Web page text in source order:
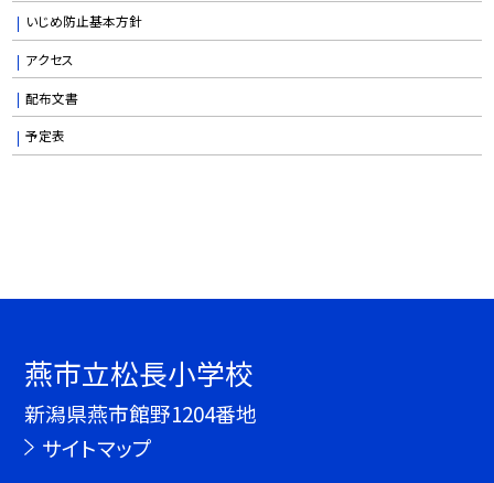
いじめ防止基本方針
アクセス
配布文書
予定表
燕市立松長小学校
新潟県燕市館野1204番地
サイトマップ